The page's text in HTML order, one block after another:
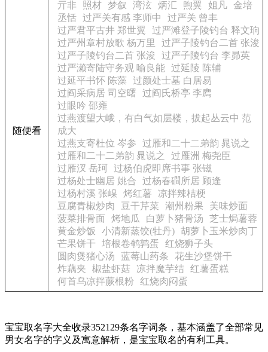
随便看
亓非
照材 梦叙 湾泫 炳汇 煦翼 姐凡
金培
丞恬 过严关有感 李师中
过严关 曾丰
过严君平古井 郑世翼
过严滩登子陵钓台 释文珦
过严州章村放歌 杨万里
过严子陵钓台二首 张浚
过严子陵钓台二首 张浚
过严子陵钓台 李昴英
过严濑寄陆守务观 喻良能 过延陵 陈辅
过延平书怀 陈藻
过颜处士墓 白居易
过阎采病居 司空曙
过阎氏桥亭 李廌
过眼吟 邵雍
过燕渡望大峨，有白气如层楼，拔起丛云中 范
成大
过燕支寄杜位 岑参
过雁和二十二弟韵 晁说之
过雁和二十二弟韵 晁说之
过雁洲 梅尧臣
过雁汊 岳珂
过杨伯虎即席书事 张镃
过杨处士幽居 姚合
过杨春磵所居 顾逢
过杨村溪 张嵲
烤红薯
凉拌辣桔梗
豆腐青椒炒肉
豆干芹菜 潮州粉果
美味炒面
菠菜排骨面
烤地瓜 白萝卜猪骨汤
芝士焗薯蓉
黄金炒饭
小清新蒸饺(牡丹) 胡萝卜玉米炒肉丁
芒果饼干 培根卷鹌鹑蛋
红烧狮子头
圆肉煲猪心汤
蓝莓山药条
花生沙堡饼干
炸藕夹
椒盐虾菇 凉拌魔芋结 红薯蛋糕
何首乌凉拌蕨根粉
红烧肉闷蛋
宝宝取名字大全收录352129条名字词条，基本涵盖了全部常见
男女名字的字义及寓意解析，是宝宝取名的有利工具。